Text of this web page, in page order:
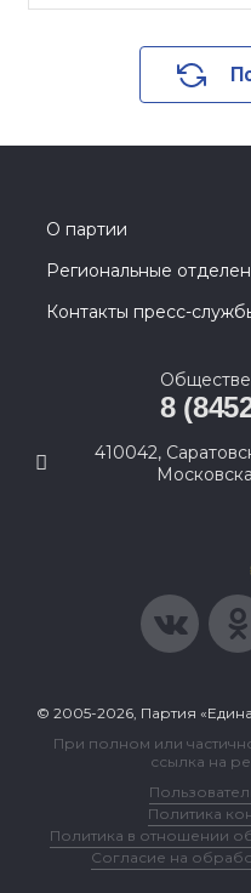
О партии
Региональные
Контакты пресс-
8
410042,
© 2005-2026, Партия
При полном или
ссылка на
Политика
Политика в отношении
Согласие на